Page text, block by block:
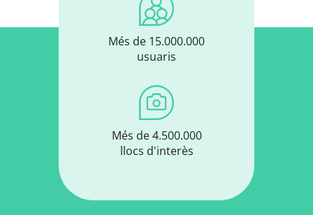
Més de 15.000.000
usuaris
Més de 4.500.000
llocs d'interès